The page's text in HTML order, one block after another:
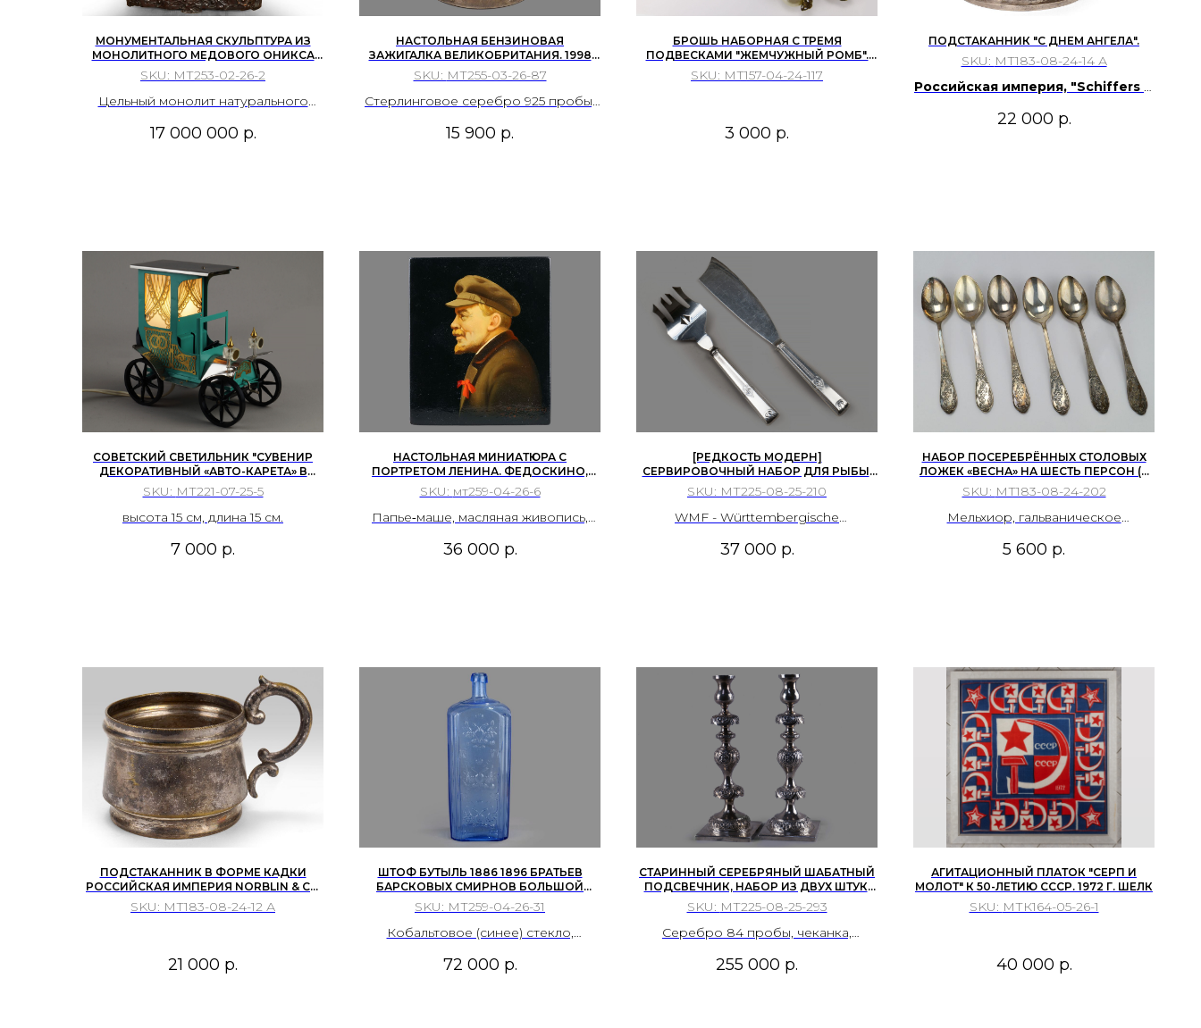
МОНУМЕНТАЛЬНАЯ СКУЛЬПТУРА ИЗ
МОНОЛИТНОГО МЕДОВОГО ОНИКСА
«ТРИУМФ ДРАКОНА И ФЕНИКСА»
КИТАЙ. КОНЕЦ XX – НАЧАЛО XXI ВЕКА.
SKU: МТ253-02-26-2
Цельный монолит натурального
17 000 000 р.
НАСТОЛЬНАЯ БЕНЗИНОВАЯ
ЗАЖИГАЛКА ВЕЛИКОБРИТАНИЯ. 1998
ГОД . В КОРПУСЕ ИЗ СТЕРЛИНГОВОГО
СЕРЕБРА. ЮВЕЛИРНЫЙ ДОМ MAPPIN &
WEBB (МАППИН И ВЕББ). БИРМИНГЕМ
SKU: МТ255-03-26-87
Стерлинговое серебро 925 пробы,
металл, хромирование; штамп,
15 900 р.
БРОШЬ НАБОРНАЯ С ТРЕМЯ
ПОДВЕСКАМИ "ЖЕМЧУЖНЫЙ РОМБ".
ЧЕХОСЛОВАКИЯ 60-Е ГГ.
SKU: МТ157-04-24-117
3 000 р.
ПОДСТАКАННИК "С ДНЕМ АНГЕЛА".
SKU: МТ183-08-24-14 А
Российская империя, "Schiffers &
22 000 р.
СОВЕТСКИЙ СВЕТИЛЬНИК "СУВЕНИР
ДЕКОРАТИВНЫЙ «АВТО-КАРЕТА» В
ОРИГИНАЛЬНОЙ КОРОБКЕ. МЭЛЗ, 1970-
1980-Е ГГ. ШИЛЬДИК "ИВАН ДА МАРЬЯ"
SKU: МТ221-07-25-5
высота 15 см, длина 15 см.
7 000 р.
НАСТОЛЬНАЯ МИНИАТЮРА С
ПОРТРЕТОМ ЛЕНИНА. ФЕДОСКИНО,
СССР, ВТОРАЯ ПОЛОВИНА ХХ ВЕКА.
SKU: мт259-04-26-6
Папье‑маше, масляная живопись,
36 000 р.
[РЕДКОСТЬ МОДЕРН]
СЕРВИРОВОЧНЫЙ НАБОР ДЛЯ РЫБЫ:
ЛОПАТКА И ВИЛКА. WMF ГЕРМАНИЯ,
1890-1903 ГГ.
SKU: МТ225-08-25-210
WMF - Württembergische
фабрика по производству
37 000 р.
НАБОР ПОСЕРЕБРЁННЫХ СТОЛОВЫХ
ЛОЖЕК «ВЕСНА» НА ШЕСТЬ ПЕРСОН (6
ПРЕДМЕТОВ) В ПЕНАЛЕ, ЗАВОД
«МСТЁРСКИЙ ЮВЕЛИР», ПОС. МСТЁРА
СССР, 1977 ГОД.
SKU: МТ183-08-24-202
Мельхиор, гальваническое
5 600 р.
ПОДСТАКАННИК В ФОРМЕ КАДКИ
РОССИЙСКАЯ ИМПЕРИЯ NORBLIN & CO
ВАРШАВА 70 Е ГОДЫ 19 ВЕКА
SKU: МТ183-08-24-12 А
21 000 р.
ШТОФ БУТЫЛЬ 1886 1896 БРАТЬЕВ
БАРСКОВЫХ СМИРНОВ БОЛЬШОЙ
ВОДОЧНЫЙ ЧЕТВЕРТЬ ВЕДРА
РОССИЙСКАЯ ИМПЕРИЯ
SKU: МТ259-04-26-31
Кобальтовое (синее) стекло,
рельефное прессование, ручное
72 000 р.
СТАРИННЫЙ СЕРЕБРЯНЫЙ ШАБАТНЫЙ
ПОДСВЕЧНИК, НАБОР ИЗ ДВУХ ШТУК.
ПОЛЬША В СОСТАВЕ РОССИЙСКОЙ
ИМПЕРИИ, ПОСЛЕДНЯЯ ТРЕТЬ 19 ВЕКА.
SKU: МТ225-08-25-293
Серебро 84 пробы, чеканка,
255 000 р.
АГИТАЦИОННЫЙ ПЛАТОК "СЕРП И
МОЛОТ" К 50-ЛЕТИЮ СССР. 1972 Г. ШЕЛК
SKU: МТК164-05-26-1
40 000 р.